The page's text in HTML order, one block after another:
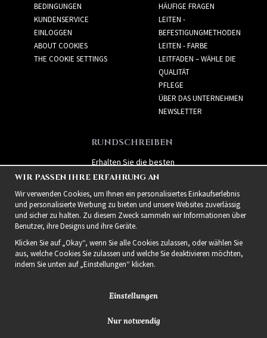
BEDINGUNGEN
KUNDENSERVICE
EINLOGGEN
ABOUT COOKIES
THE COOKIE SETTINGS
HÄUFIGE FRAGEN
LEITEN -
BEFESTIGUNGMETHODEN
LEITEN - FARBE
LEITFADEN – WÄHLE DIE
QUALITÄT
PFLEGE
ÜBER DAS UNTERNEHMEN
NEWSLETTER
RUNDSCHREIBEN
Erhalten Sie die besten
Angebote und spannende
neue Produkte!
2021 Delightful Hair
WIR PASSEN IHRE ERFAHRUNG AN
Wir verwenden Cookies, um Ihnen ein personalisiertes Einkaufserlebnis
und personalisierte Werbung zu bieten und unsere Websites zuverlässig
und sicher zu halten. Zu diesem Zweck sammeln wir Informationen über
Benutzer, ihre Designs und ihre Geräte.
Klicken Sie auf „Okay“, wenn Sie alle Cookies zulassen, oder wählen Sie
aus, welche Cookies Sie zulassen und welche Sie deaktivieren möchten,
indem Sie unten auf „Einstellungen“ klicken.
Einstellungen
Nur notwendig